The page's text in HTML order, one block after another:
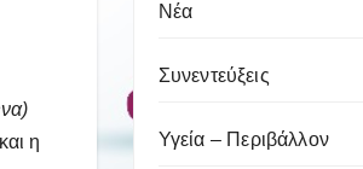
και η
Νέα
Συνεντεύξεις
Υγεία – Περιβάλλον